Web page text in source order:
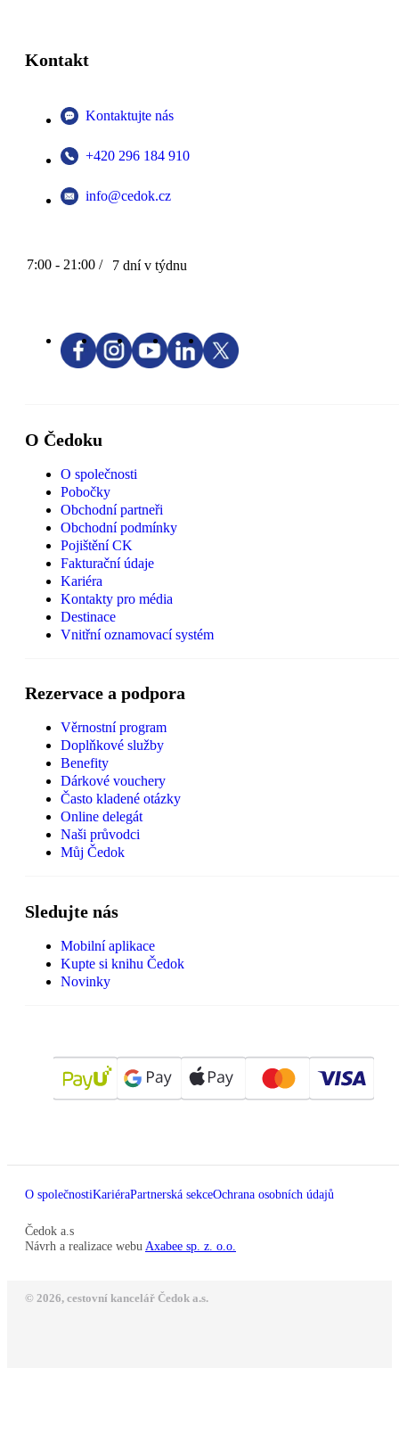
Kontakt
Kontaktujte nás
+420 296 184 910
info@cedok.cz
7:00 - 21:00 / 7 dní v týdnu
O Čedoku
O společnosti
Pobočky
Obchodní partneři
Obchodní podmínky
Pojištění CK
Fakturační údaje
Kariéra
Kontakty pro média
Destinace
Vnitřní oznamovací systém
Rezervace a podpora
Věrnostní program
Doplňkové služby
Benefity
Dárkové vouchery
Často kladené otázky
Online delegát
Naši průvodci
Můj Čedok
Sledujte nás
Mobilní aplikace
Kupte si knihu Čedok
Novinky
O společnostiKariéraPartnerská sekceOchrana osobních údajů
Čedok a.s
Návrh a realizace webu Axabee sp. z. o.o.
© 2026, cestovní kancelář Čedok a.s.